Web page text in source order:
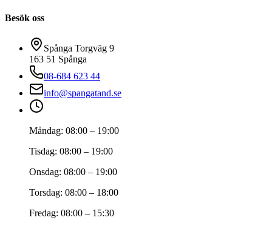
Besök oss
Spånga Torgväg 9
163 51 Spånga
08-684 623 44
info@spangatand.se
Måndag: 08:00 – 19:00
Tisdag: 08:00 – 19:00
Onsdag: 08:00 – 19:00
Torsdag: 08:00 – 18:00
Fredag: 08:00 – 15:30